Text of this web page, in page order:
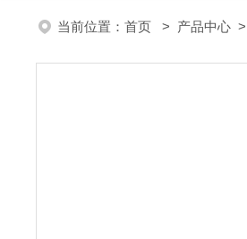
当前位置： 首页 > 产品中心 >